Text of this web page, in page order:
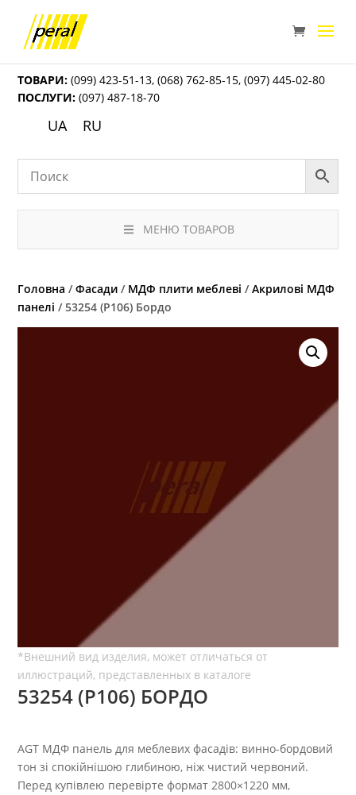
ТОВАРИ: (099) 423-51-13,(068) 762-85-15,(097) 445-02-80
ПОСЛУГИ: (097) 487-18-70
UA RU
МЕНЮ ТОВАРОВ
Головна /Фасади / МДФ плити меблеві /Акрилові МДФ
панелі / 53254 (P106) Бордо
53254 (P106) БОРДО
AGT МДФ панель для меблевих фасадів: винно-бордовий
тон зі спокійнішою глибиною, ніж чистий червоний.
Перед купівлею перевірте формат 2800×1220 мм,